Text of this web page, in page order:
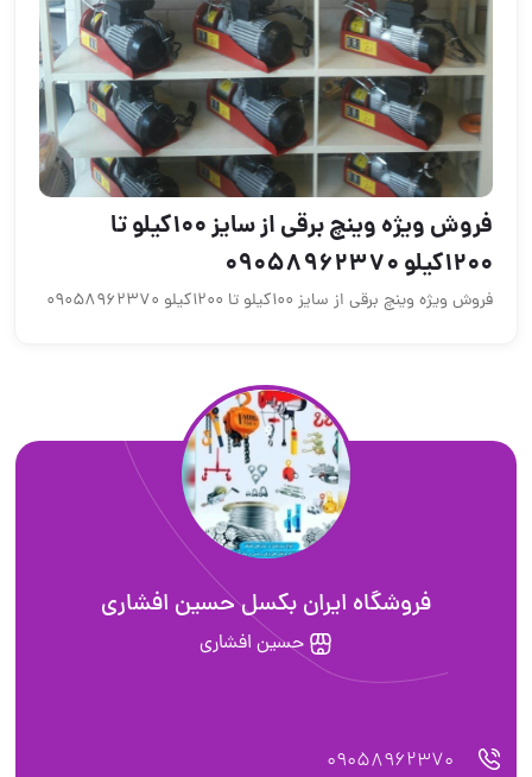
فروش ویژه وینچ برقی از سایز 100کیلو تا
از سایز 100کیلو تا 1200کیلو 09058962370
فروشگاه ایران بکسل حسین افشاری
حسین افشاری